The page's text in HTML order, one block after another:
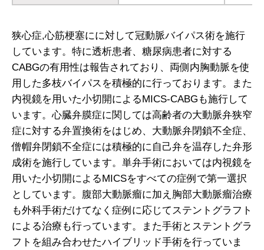
狭心症,心筋梗塞にに対して冠動脈バイパス術を施行
しています。特に透析患者、糖尿病患者に対する
CABGの有用性は報告されており、両側内胸動脈を使
用した多枝バイパスを積極的に行っております。また
内視鏡を用いた小切開によるMICS-CABGも施行して
います。心臓弁膜症に関しては高齢者の大動脈弁狭窄
症に対する弁置換術をはじめ、大動脈弁閉鎖不全症、
僧帽弁閉鎖不全症には積極的に自己弁を温存した弁形
成術を施行しています。単弁手術においては内視鏡を
用いた小切開によるMICSをすべての症例で第一選択
としています。腹部大動脈瘤に加え胸部大動脈瘤治療
も外科手術だけてなく症例に応じてステントグラフト
による治療も行っています。また手術とステントグラ
フトを組み合わせたハイブリッド手術を行っていま